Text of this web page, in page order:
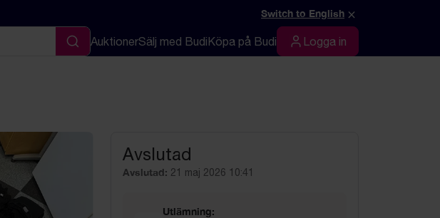
Switch to English ×
Sök
AuktionerSälj med BudiKöpa på Budi Logga in
Logga in
Avslutad
Avslutad: 21 maj 2026 10:41
Utlämning: